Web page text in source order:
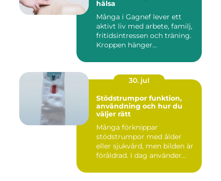
hälsa
Många i Gagnef lever ett
aktivt liv med arbete, familj,
fritidsintressen och träning.
Kroppen hänger...
30. jul
Stödstrumpor funktion,
användning och hur du
väljer rätt
Många förknippar
stödstrumpor med ålder
eller sjukvård, men bilden är
föråldrad. I dag använder